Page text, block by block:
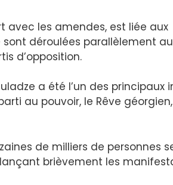
avec les amendes, est liée aux
déroulées parallèlement
d’opposition.
a été l’un des principaux
au pouvoir, le Rêve
de milliers de personnes
brièvement les